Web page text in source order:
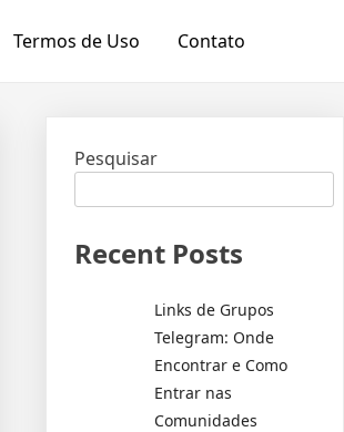
Termos de Uso Contato
Pesquisar
Recent Posts
Links de Grupos
Telegram: Onde
Encontrar e Como
Entrar nas
Comunidades